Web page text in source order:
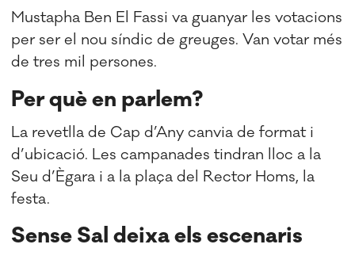
Mustapha Ben El Fassi va guanyar les votacions
per ser el nou síndic de greuges. Van votar més
de tres mil persones.
Per què en parlem?
La revetlla de Cap d’Any canvia de format i
d’ubicació. Les campanades tindran lloc a la
Seu d’Ègara i a la plaça del Rector Homs, la
festa.
Sense Sal deixa els escenaris